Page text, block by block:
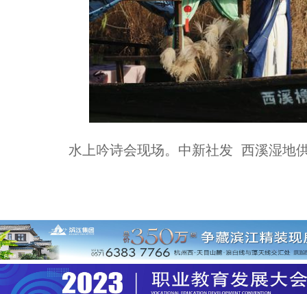
水上吟诗会现场。中新社发 西溪湿地